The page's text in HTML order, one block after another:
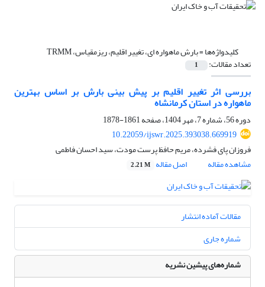
کلیدواژه‌ها =بارش ماهواره ای، تغییر اقلیم، ریزمقیاس، TRMM
تعداد مقالات: 1
بررسی اثر تغییر اقلیم بر پیش بینی بارش بر اساس بهترین
ماهواره در استان کرمانشاه
دوره 56، شماره 7، مهر 1404، صفحه
1861-1878
10.22059/ijswr.2025.393038.669919
فروزان پای فشرده، مریم حافظ پرست مودت، سید احسان فاطمی
مشاهده مقاله
اصل مقاله 2.21 M
مقالات آماده انتشار
شماره جاری
شماره‌های پیشین نشریه